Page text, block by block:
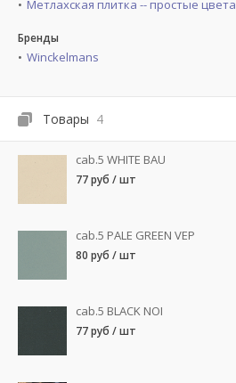
Метлахская плитка -- простые цвета
Бренды
Winckelmans
Товары 4
cab.5 WHITE BAU
77 руб / шт
cab.5 PALE GREEN VEP
80 руб / шт
cab.5 BLACK NOI
77 руб / шт